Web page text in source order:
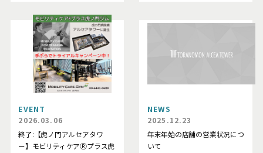
EVENT
2026.03.06
終了:【虎ノ門アルセアタワ
ー】モビリティケアⓇプラス虎
NEWS
2025.12.23
年末年始の店舗の営業状況につ
いて